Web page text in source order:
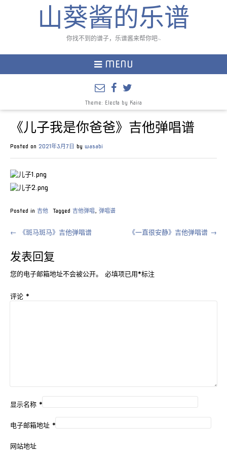
山葵酱的乐谱
你找不到的谱子，乐谱酱来帮你吧~
MENU
Theme: Electa by Kaira
《儿子我是你爸爸》吉他弹唱谱
Posted on 2021年3月7日 by wasabi
Posted in 吉他 Tagged 吉他弹唱, 弹唱谱
Post
navigation
← 《斑马斑马》吉他弹唱谱 《一直很安静》吉他弹唱谱 →
发表回复
您的电子邮箱地址不会被公开。 必填项已用*标注
评论 *
显示名称 *
电子邮箱地址 *
网站地址